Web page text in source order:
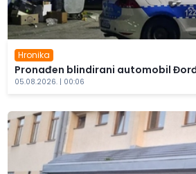
Hronika
Pronađen blindirani automobil
05.08.2026. | 00:06